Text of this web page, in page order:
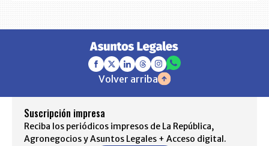
Volver arriba
Suscripción impresa
Reciba los periódicos impresos de La República,
Agronegocios y Asuntos Legales + Acceso digital.